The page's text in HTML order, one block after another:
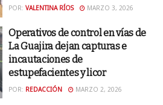
POR: VALENTINA RÍOS MARZO 3, 2026
Operativos de control en vías de
La Guajira dejan capturas e
incautaciones de
estupefacientes y licor
POR: REDACCIÓN MARZO 2, 2026